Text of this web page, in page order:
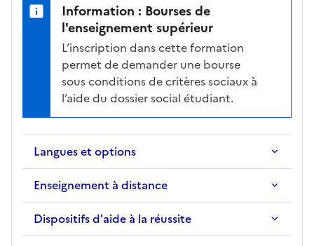
i
c
h
e
d
e
l
a
o
m
t
Information : Bourses de
l'enseignement supérieur
L’inscription dans cette formation
permet de demander une bourse
sous conditions de critères sociaux à
l’aide du dossier social étudiant.
Langues et options
Enseignement à distance
Dispositifs d'aide à la réussite